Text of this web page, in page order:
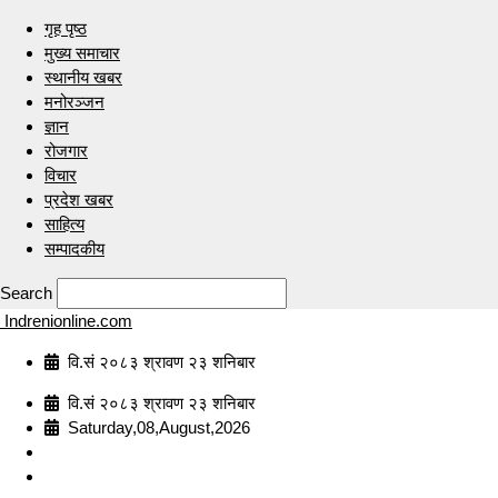
गृह पृष्ठ
मुख्य समाचार
स्थानीय खबर
मनोरञ्जन
ज्ञान
रोजगार
विचार
प्रदेश खबर
साहित्य
सम्पादकीय
Search
Indrenionline.com
वि.सं २०८३ श्रावण २३ शनिबार
वि.सं २०८३ श्रावण २३ शनिबार
Saturday,08,August,2026